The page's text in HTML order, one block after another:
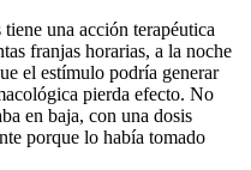
una acción terapéutica
franjas horarias, a la noche
el estímulo podría generar
pierda efecto. No
en baja, con una dosis
porque lo había tomado